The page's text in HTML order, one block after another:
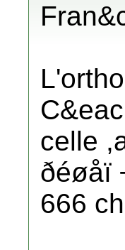
celle
ðéøåï
666